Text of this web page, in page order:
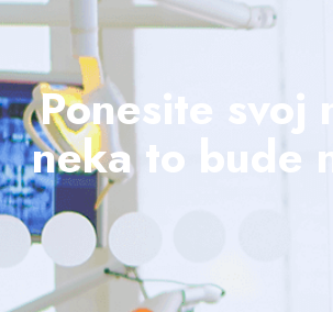
Ponesite
neka to bude